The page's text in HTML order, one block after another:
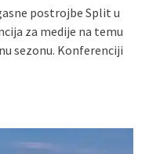
postrojbe Split u
za medije na temu
sezonu. Konferenciji